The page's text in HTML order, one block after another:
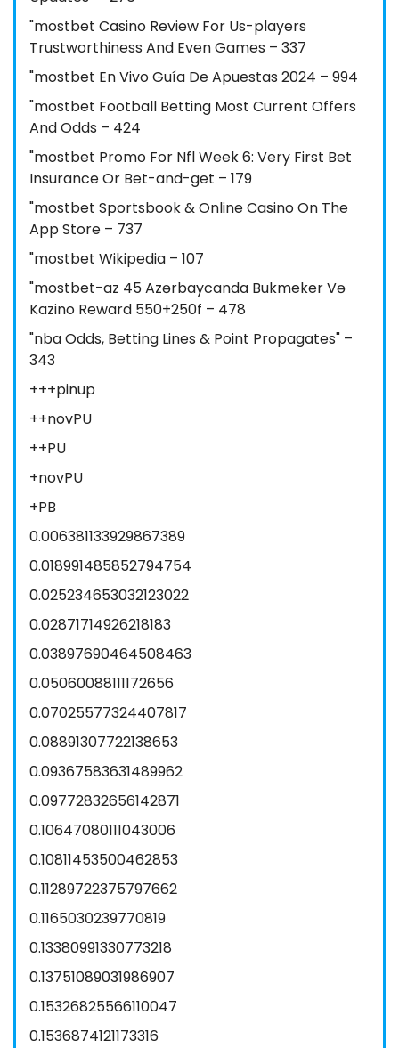
"mostbet Casino Review For Us-players
Trustworthiness And Even Games – 337
"mostbet En Vivo Guía De Apuestas 2024 – 994
"mostbet Football Betting Most Current Offers
And Odds – 424
"mostbet Promo For Nfl Week 6: Very First Bet
Insurance Or Bet-and-get – 179
"‎mostbet Sportsbook & Online Casino On The
App Store – 737
"mostbet Wikipedia – 107
"mostbet-az 45 Azərbaycanda Bukmeker Və
Kazino Reward 550+250f – 478
"nba Odds, Betting Lines & Point Propagates" –
343
+++pinup
++novPU
++PU
+novPU
+PB
0.006381133929867389
0.018991485852794754
0.025234653032123022
0.02871714926218183
0.03897690464508463
0.05060088111172656
0.07025577324407817
0.08891307722138653
0.09367583631489962
0.09772832656142871
0.10647080111043006
0.10811453500462853
0.11289722375797662
0.1165030239770819
0.13380991330773218
0.13751089031986907
0.15326825566110047
0.1536874121173316